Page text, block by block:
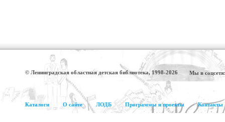
© Ленинградская областная детская библиотека, 1998-2026 Мы в
Каталоги О сайте ЛОДБ Программы и проекты Контакты